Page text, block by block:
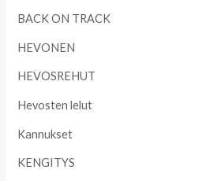
BACK ON TRACK
HEVONEN
HEVOSREHUT
Hevosten lelut
Kannukset
KENGITYS